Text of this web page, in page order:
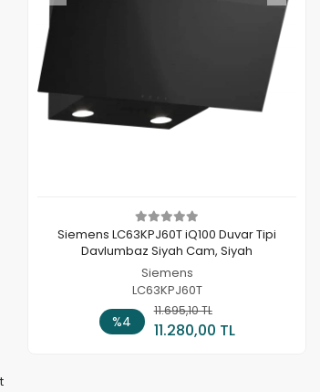
Siemens LC63KPJ60T iQ100 Duvar Tipi
Davlumbaz Siyah Cam, Siyah
Siemens
LC63KPJ60T
%4
11.695,10 TL
11.280,00 TL
Sepete Ekle
t